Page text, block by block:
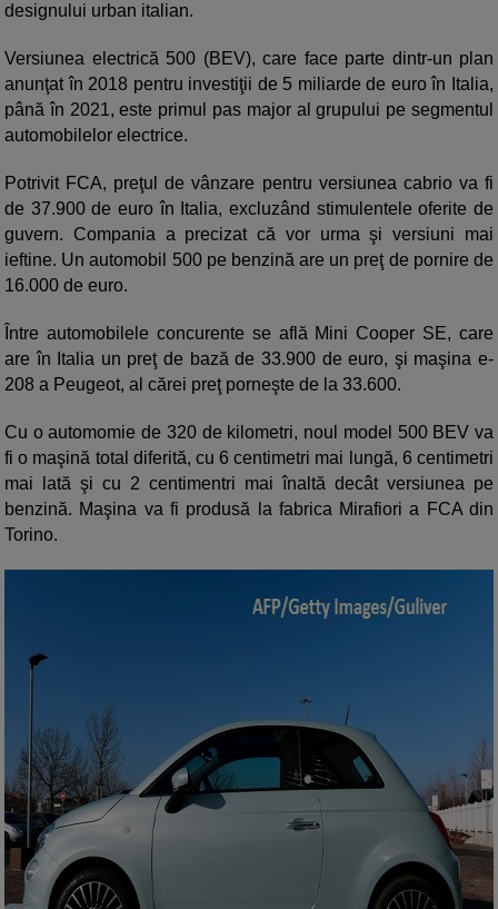
designului urban italian.
Versiunea electrică 500 (BEV), care face parte dintr-un plan
anunţat în 2018 pentru investiţii de 5 miliarde de euro în Italia,
până în 2021, este primul pas major al grupului pe segmentul
automobilelor electrice.
Potrivit FCA, preţul de vânzare pentru versiunea cabrio va fi
de 37.900 de euro în Italia, excluzând stimulentele oferite de
guvern. Compania a precizat că vor urma şi versiuni mai
ieftine. Un automobil 500 pe benzină are un preţ de pornire de
16.000 de euro.
Între automobilele concurente se află Mini Cooper SE, care
are în Italia un preţ de bază de 33.900 de euro, şi maşina e-
208 a Peugeot, al cărei preţ porneşte de la 33.600.
Cu o automomie de 320 de kilometri, noul model 500 BEV va
fi o maşină total diferită, cu 6 centimetri mai lungă, 6 centimetri
mai lată şi cu 2 centimentri mai înaltă decât versiunea pe
benzină. Maşina va fi produsă la fabrica Mirafiori a FCA din
Torino.